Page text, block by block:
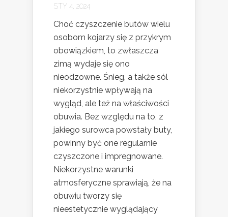
STY 4, 2024
Choć czyszczenie butów wielu
osobom kojarzy się z przykrym
obowiązkiem, to zwłaszcza
zimą wydaje się ono
nieodzowne. Śnieg, a także sól
niekorzystnie wpływają na
wygląd, ale też na właściwości
obuwia. Bez względu na to, z
jakiego surowca powstały buty,
powinny być one regularnie
czyszczone i impregnowane.
Niekorzystne warunki
atmosferyczne sprawiają, że na
obuwiu tworzy się
nieestetycznie wyglądający